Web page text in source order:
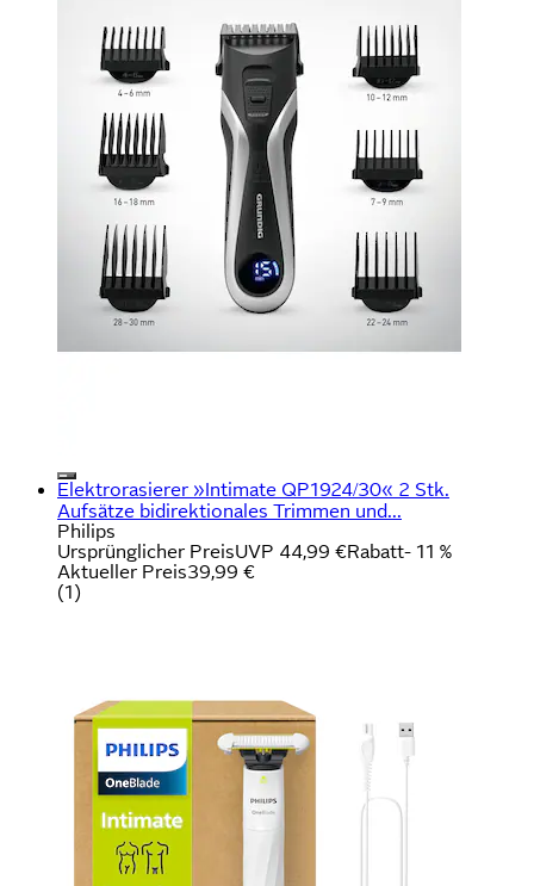
Elektrorasierer »Intimate QP1924/30« 2 Stk.
Aufsätze bidirektionales Trimmen und...
Philips
Ursprünglicher PreisUVP 44,99 €Rabatt- 11 %
Aktueller Preis39,99 €
(1)